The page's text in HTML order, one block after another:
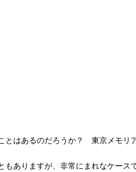
はあるのだろうか？ 東京メモリ
ありますが、非常にまれなケー